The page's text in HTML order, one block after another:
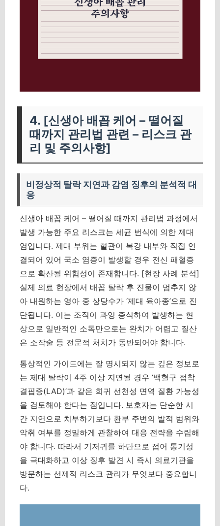
4. [신생아 배꼽 케어 – 떨어질
때까지 관리법 관련 – 리스크 관
리 및 주의사항]
비정상적 탈락 지연과 감염 징후의 분석적 대
응
신생아 배꼽 케어 – 떨어질 때까지 관리법 과정에서
발생 가능한 주요 리스크는 세균 번식에 의한 제대
염입니다. 제대 부위는 혈관이 복강 내부와 직접 연
결되어 있어 국소 염증이 발생할 경우 전신 패혈증
으로 확산될 위험성이 존재합니다. [현장 사례 분석]
실제 의료 현장에서 배꼽 탈락 후 진물이 멈추지 않
아 내원하는 영아 중 상당수가 ‘제대 육아종’으로 진
단됩니다. 이는 조직이 과잉 증식하여 발생하는 현
상으로 일반적인 소독만으로는 완치가 어렵고 질산
은 소작술 등 전문적 처치가 동반되어야 합니다.
통상적인 가이드에는 잘 명시되지 않는 깊은 정보로
는 제대 탈락이 4주 이상 지연될 경우 ‘백혈구 접착
결핍증(LAD)’과 같은 희귀 선천성 면역 질환 가능성
을 검토해야 한다는 점입니다. 보호자는 단순한 시
간 지연으로 치부하기보다 환부 주변의 발적 범위와
악취 여부를 정밀하게 관찰하여 대응 전략을 수립해
야 합니다. 따라서 기저귀를 하단으로 접어 통기성
을 극대화하고 이상 징후 발견 시 즉시 의료기관을
방문하는 선제적 리스크 관리가 무엇보다 중요합니
다.